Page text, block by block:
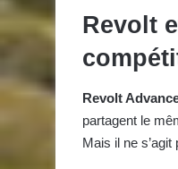
Revolt
Revolt
partagent le
Mais il ne